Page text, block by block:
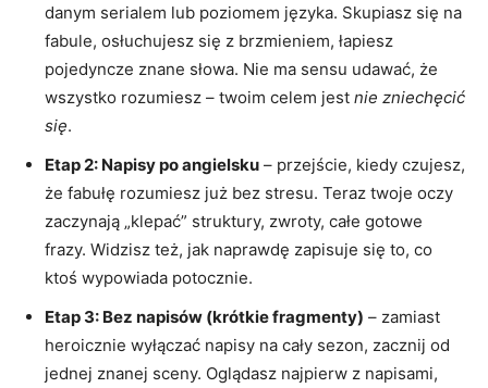
danym serialem lub poziomem języka. Skupiasz się na
fabule, osłuchujesz się z brzmieniem, łapiesz
pojedyncze znane słowa. Nie ma sensu udawać, że
wszystko rozumiesz – twoim celem jest nie zniechęcić
się.
Etap 2: Napisy po angielsku – przejście, kiedy czujesz,
że fabułę rozumiesz już bez stresu. Teraz twoje oczy
zaczynają „klepać” struktury, zwroty, całe gotowe
frazy. Widzisz też, jak naprawdę zapisuje się to, co
ktoś wypowiada potocznie.
Etap 3: Bez napisów (krótkie fragmenty) – zamiast
heroicznie wyłączać napisy na cały sezon, zacznij od
jednej znanej sceny. Oglądasz najpierw z napisami,